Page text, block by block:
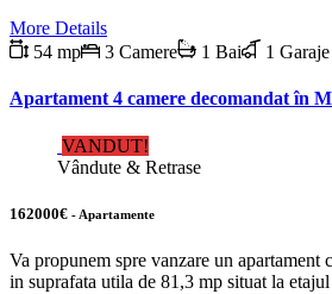
More Details
54 mp
3 Camere 1 Bai 1 Garaje
Apartament 4 camere decomandat în
VANDUT!
Vândute & Retrase
162000€ - Apartamente
Va propunem spre vanzare un apartament
in suprafata utila de 81,3 mp situat la